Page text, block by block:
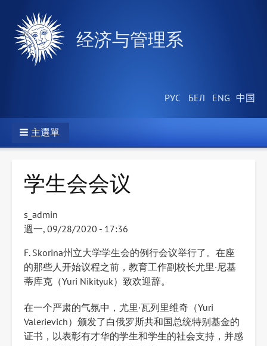
经济与管理系
主選單
学生会会议
s_admin
週一, 09/28/2020 - 17:36
F. Skorina州立大学学生会的例行会议举行了。在座
的那些人开始议程之前，教育工作副校长尤里·尼基
蒂库克（Yuri Nikityuk）致欢迎辞。
在一个严肃的气氛中，尤里·瓦列里维奇（Yuri
Valerievich）颁发了白俄罗斯共和国总统特别基金的
证书，以表彰有才华的学生和学生的社会支持，并感